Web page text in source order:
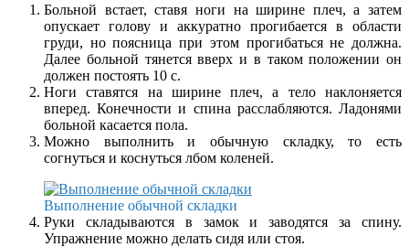
Больной встает, ставя ноги на ширине плеч, а затем
опускает голову и аккуратно прогибается в области
груди, но поясница при этом прогибаться не должна.
Далее больной тянется вверх и в таком положении он
должен постоять 10 с.
Ноги ставятся на ширине плеч, а тело наклоняется
вперед. Конечности и спина расслабляются. Ладонями
больной касается пола.
Можно выполнить и обычную складку, то есть
согнуться и коснуться лбом коленей.
Выполнение обычной складки
Руки складываются в замок и заводятся за спину.
Упражнение можно делать сидя или стоя.